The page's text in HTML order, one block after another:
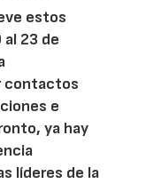
estos
23 de
contactos
e
ya hay
líderes de la